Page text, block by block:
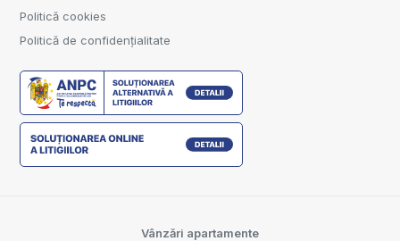
Politică cookies
Politică de confidențialitate
Vânzări apartamente